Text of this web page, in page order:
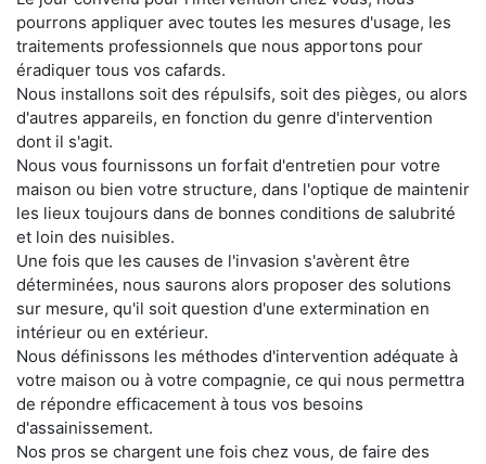
pourrons appliquer avec toutes les mesures d'usage, les
traitements professionnels que nous apportons pour
éradiquer tous vos cafards.
Nous installons soit des répulsifs, soit des pièges, ou alors
d'autres appareils, en fonction du genre d'intervention
dont il s'agit.
Nous vous fournissons un forfait d'entretien pour votre
maison ou bien votre structure, dans l'optique de maintenir
les lieux toujours dans de bonnes conditions de salubrité
et loin des nuisibles.
Une fois que les causes de l'invasion s'avèrent être
déterminées, nous saurons alors proposer des solutions
sur mesure, qu'il soit question d'une extermination en
intérieur ou en extérieur.
Nous définissons les méthodes d'intervention adéquate à
votre maison ou à votre compagnie, ce qui nous permettra
de répondre efficacement à tous vos besoins
d'assainissement.
Nos pros se chargent une fois chez vous, de faire des